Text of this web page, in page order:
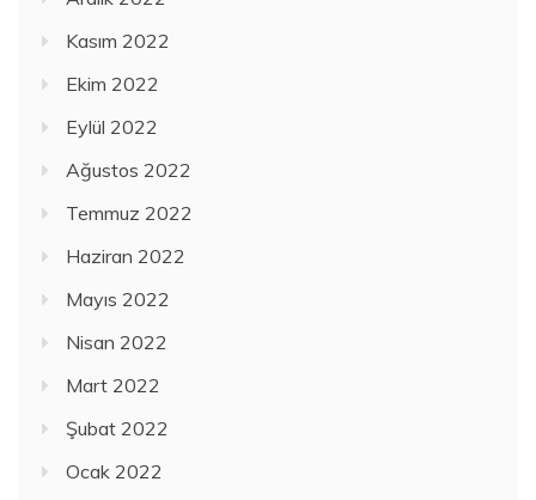
Kasım 2022
Ekim 2022
Eylül 2022
Ağustos 2022
Temmuz 2022
Haziran 2022
Mayıs 2022
Nisan 2022
Mart 2022
Şubat 2022
Ocak 2022